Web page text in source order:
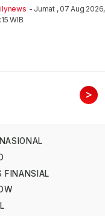
- Jumat , 07 Aug 2026,
WIB
>
FINANSIAL